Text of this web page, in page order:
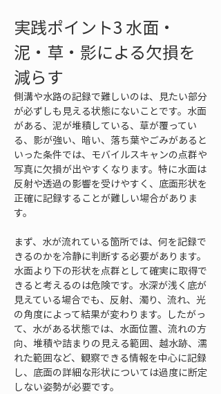
実践ポイント3 水面・
泥・草・影による欠損を
減らす
側溝や水路の記録で難しいのは、見たい部分
が必ずしも見える状態にないことです。水面
がある、泥が堆積している、草が覆ってい
る、影が強い、暗い、落ち葉やごみがあると
いった条件では、モバイルスキャンの点群や
写真に欠損が出やすくなります。特に水面は
反射や透過の影響を受けやすく、底面形状を
正確に記録することが難しい場合がありま
す。
まず、水が流れている箇所では、何を記録で
きるのかを冷静に判断する必要があります。
水面より下の形状を点群として確実に取得で
きると考えるのは危険です。水深が浅く底が
見えている場合でも、反射、濁り、流れ、光
の角度によって結果が変わります。したがっ
て、水がある状態では、水面位置、流れの方
向、堆積や詰まりの見える範囲、越水跡、濡
れた範囲など、観察できる情報を中心に記録
し、底面の詳細な形状については過度に断定
しない姿勢が必要です。